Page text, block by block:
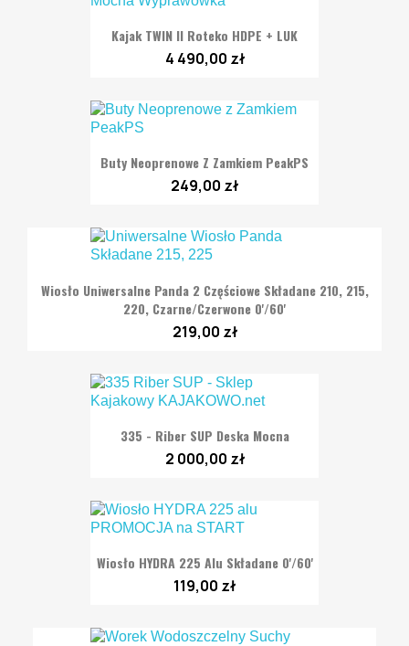
Kajak TWIN II Roteko HDPE + LUK
4 490,00 zł
Buty Neoprenowe Z Zamkiem PeakPS
249,00 zł
Wiosło Uniwersalne Panda 2 Częściowe Składane 210, 215,
220, Czarne/Czerwone 0'/60'
219,00 zł
335 - Riber SUP Deska Mocna
2 000,00 zł
Wiosło HYDRA 225 Alu Składane 0'/60'
119,00 zł